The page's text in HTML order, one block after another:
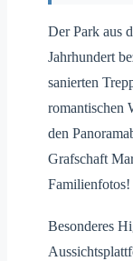
Der Park aus
Jahrhundert
sanierten
romantischen
den
Grafschaft
Familienfotos!
Besonderes